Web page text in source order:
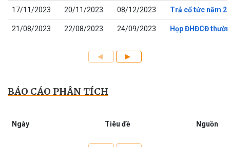
17/11/2023 20/11/2023 08/12/2023 Trả cổ tức năm
21/08/2023 22/08/2023 24/09/2023 Họp ĐHĐCĐ
BÁO CÁO PHÂN TÍCH
Ngày Tiêu đề Nguồn